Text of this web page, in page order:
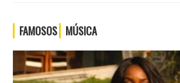
FAMOSOS MÚSICA